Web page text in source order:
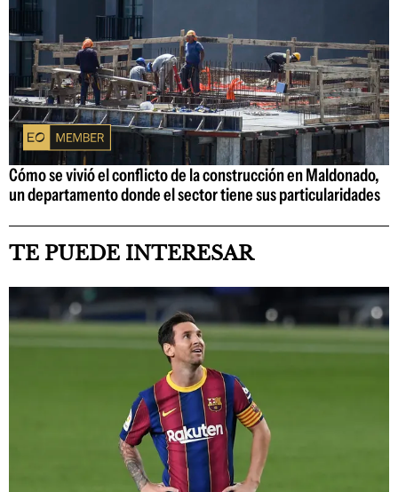
Cómo se vivió el conflicto de la construcción en Maldonado,
un departamento donde el sector tiene sus particularidades
TE PUEDE INTERESAR